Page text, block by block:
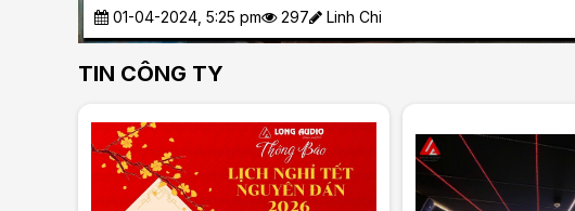
26-03-2024, 5:38 pm
TIN CÔNG TY